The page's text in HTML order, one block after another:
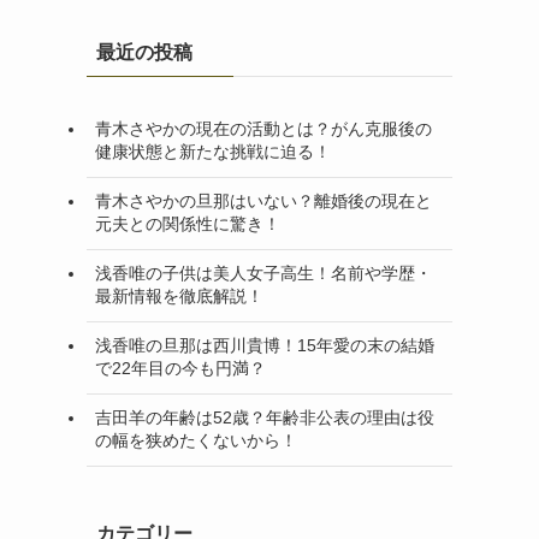
最近の投稿
青木さやかの現在の活動とは？がん克服後の
健康状態と新たな挑戦に迫る！
青木さやかの旦那はいない？離婚後の現在と
元夫との関係性に驚き！
浅香唯の子供は美人女子高生！名前や学歴・
最新情報を徹底解説！
浅香唯の旦那は西川貴博！15年愛の末の結婚
で22年目の今も円満？
吉田羊の年齢は52歳？年齢非公表の理由は役
の幅を狭めたくないから！
カテゴリー